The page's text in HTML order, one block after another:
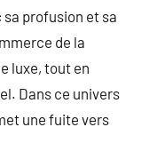
profusion et sa
de la
luxe, tout en
Dans ce univers
une fuite vers